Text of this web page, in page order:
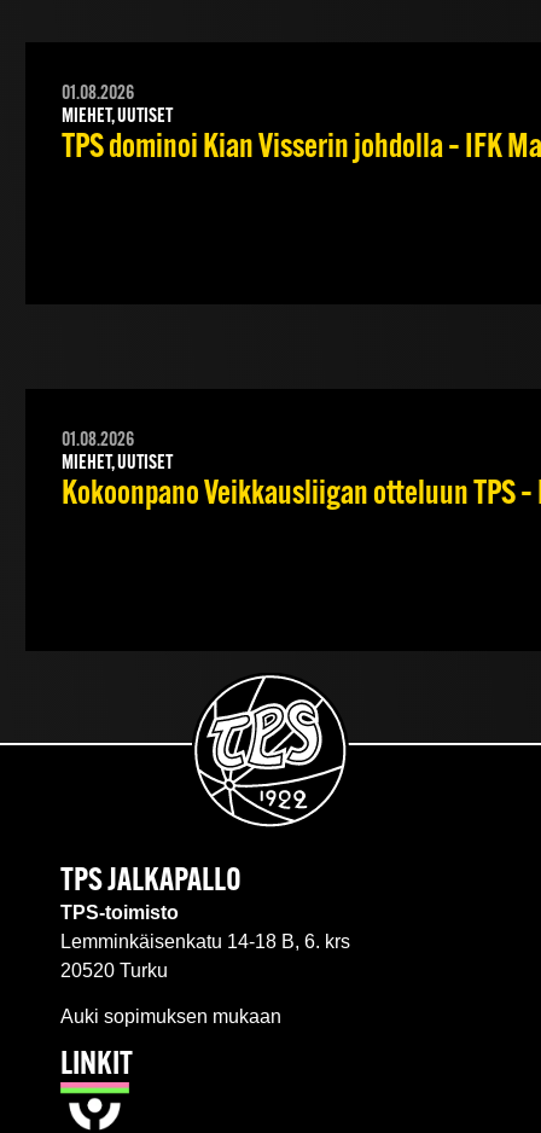
01.08.2026
MIEHET, UUTISET
TPS dominoi Kian Visserin johdolla – IFK
01.08.2026
MIEHET, UUTISET
Kokoonpano Veikkausliigan otteluun TPS
TPS JALKAPALLO
TPS-toimisto
Lemminkäisenkatu 14-18 B, 6. krs
20520 Turku
Auki sopimuksen mukaan
LINKIT